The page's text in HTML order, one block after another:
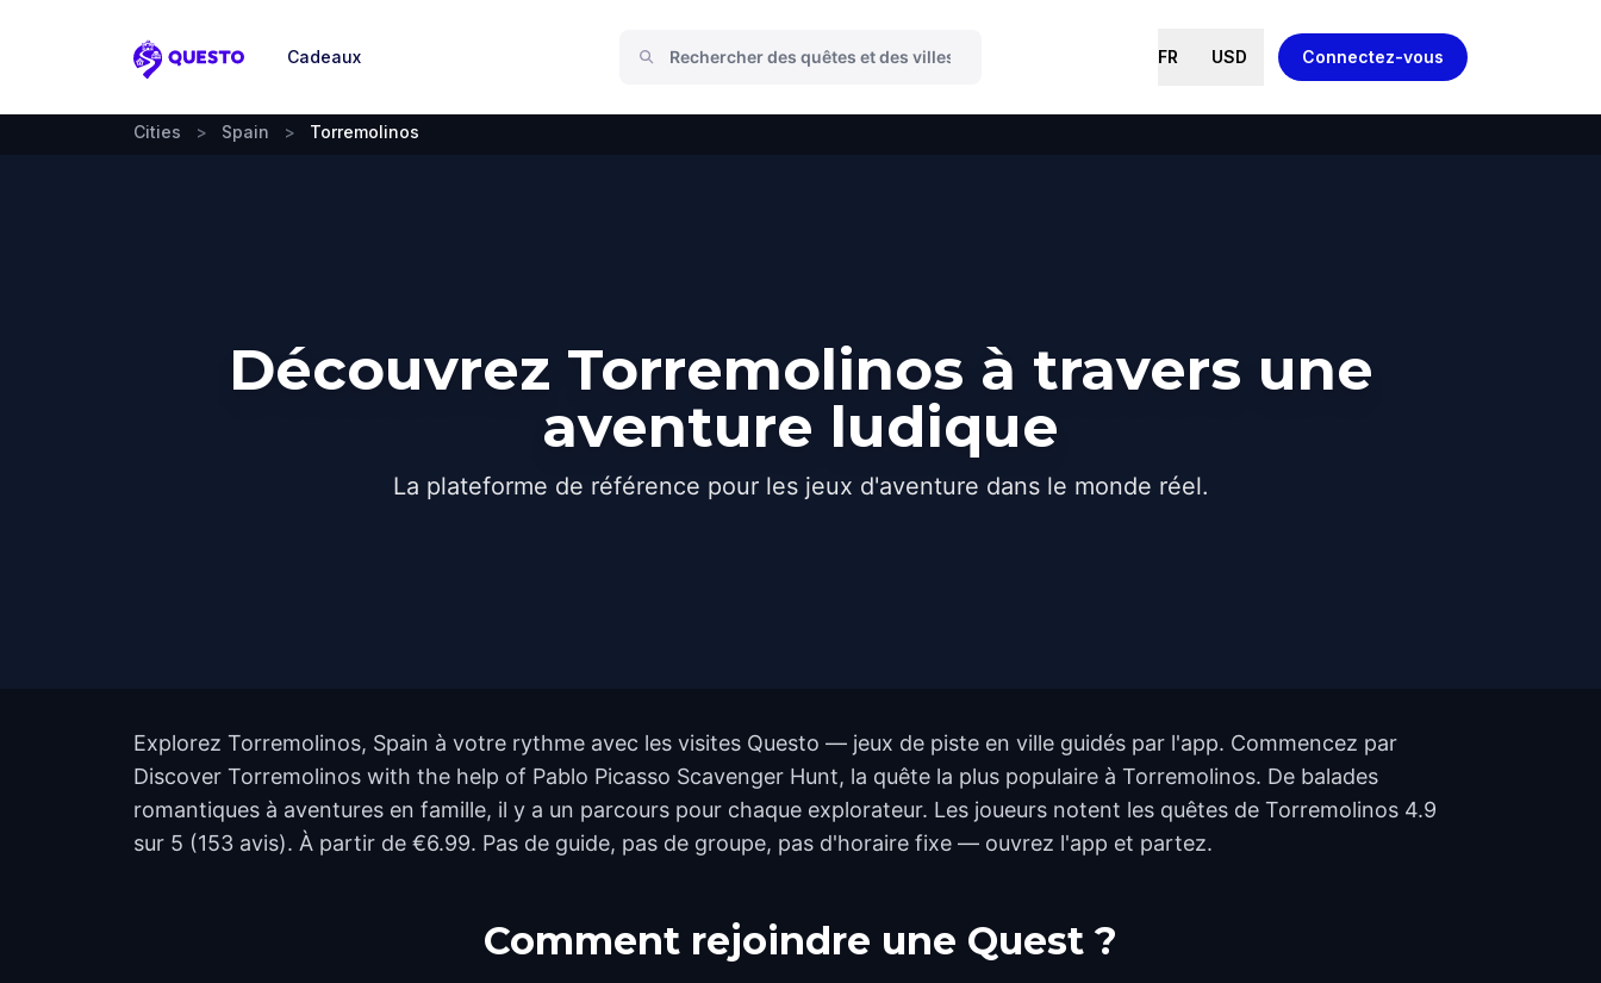
Questo
Cadeaux FR USD Connectez-vous
Cities > Spain > Torremolinos
Découvrez Torremolinos à travers une
aventure ludique
La plateforme de référence pour les jeux d'aventure dans le monde réel.
Explorez Torremolinos, Spain à votre rythme avec les visites Questo — jeux de piste en ville guidés par l'app. Commencez par
Discover Torremolinos with the help of Pablo Picasso Scavenger Hunt, la quête la plus populaire à Torremolinos. De balades
romantiques à aventures en famille, il y a un parcours pour chaque explorateur. Les joueurs notent les quêtes de Torremolinos 4.9
sur 5 (153 avis). À partir de €6.99. Pas de guide, pas de groupe, pas d'horaire fixe — ouvrez l'app et partez.
Comment rejoindre une Quest ?